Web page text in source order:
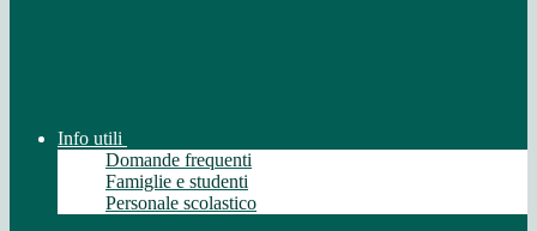
Info utili
Domande frequenti
Famiglie e studenti
Personale scolastico